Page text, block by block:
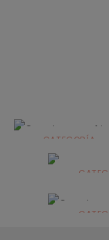
CATEGORÍA
Alimentación
infantil